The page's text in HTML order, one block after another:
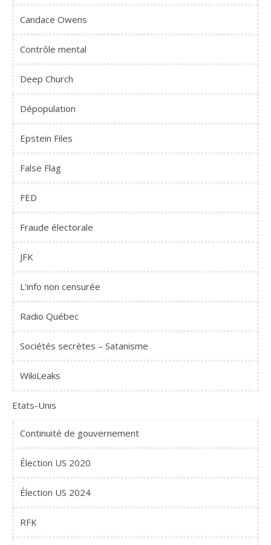
Candace Owens
Contrôle mental
Deep Church
Dépopulation
Epstein Files
False Flag
FED
Fraude électorale
JFK
L'info non censurée
Radio Québec
Sociétés secrètes – Satanisme
WikiLeaks
Etats-Unis
Continuité de gouvernement
Élection US 2020
Élection US 2024
RFK